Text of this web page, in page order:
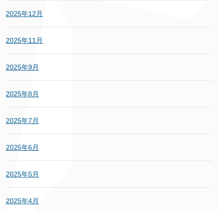
2025年12月
2025年11月
2025年9月
2025年8月
2025年7月
2025年6月
2025年5月
2025年4月